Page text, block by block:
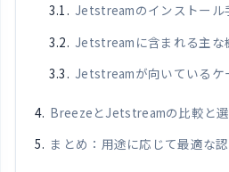
Jetstreamのインストール
Jetstreamに含まれる主な
Jetstreamが向いているケ
BreezeとJetstreamの比較と
まとめ：用途に応じて最適な